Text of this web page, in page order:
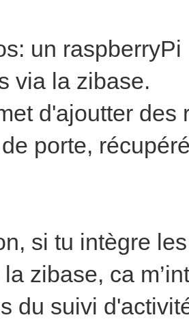
un
via la zibase.
d'ajoutter des
porte,
si tu intègre
zibase, ca
du suivi